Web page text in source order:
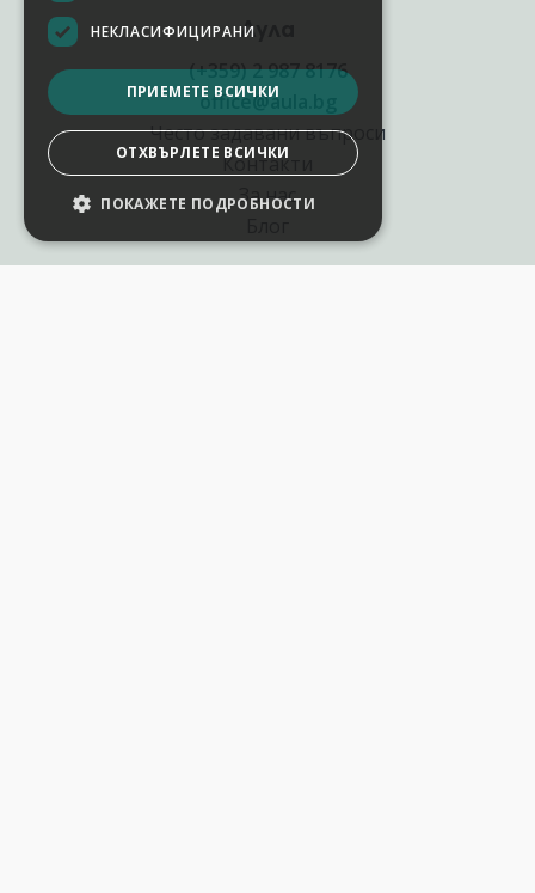
Аула
(+359) 2 987 8176
office@aula.bg
Често задавани въпроси
Контакти
За нас
НЕКЛАСИФИЦИРАНИ
ПРИЕМЕТЕ ВСИЧКИ
ОТХВЪРЛЕТЕ ВСИЧКИ
ПОКАЖЕТЕ ПОДРОБНОСТИ